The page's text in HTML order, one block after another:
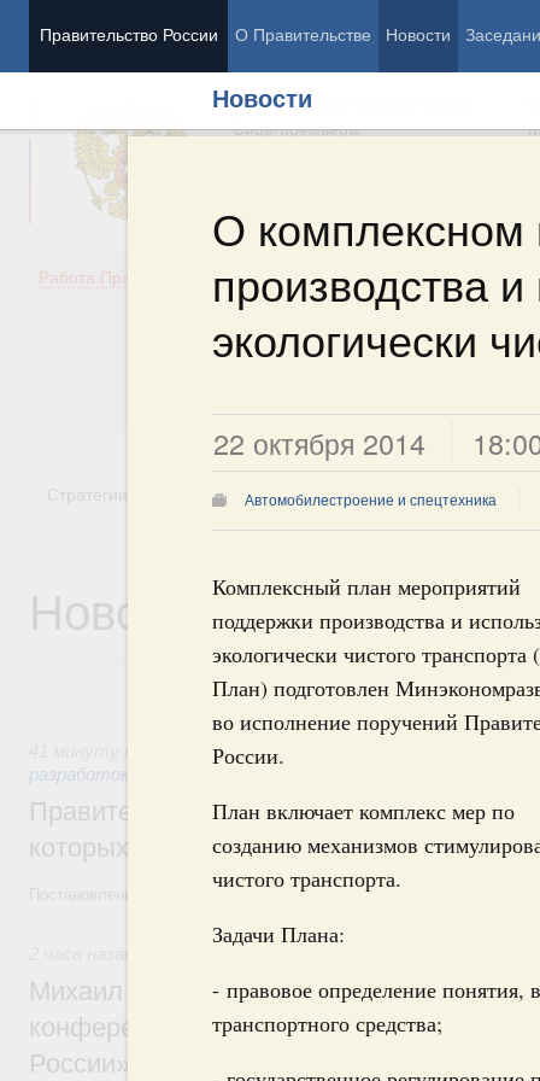
Правительство России О Правительстве Новости
Новости
О комплексном
производства
экологически
22 октября 2014
Автомобилестроение и спецтехника
Комплексный план мероприятий
поддержки производства и
экологически чистого транспорта
План) подготовлен
во исполнение поручений
России.
План включает комплекс мер по
созданию механизмов
чистого транспорта.
Задачи Плана:
- правовое определение понятия,
транспортного средства;
Председатель Правительства
Вице-премьеры
Работа Правительства
Демография
Здоровье
Культура
Стратегии Государственные программы
Новости
Государственная политика в сфере
разработок
Правительство расширило перечень
которых освобождаются от НДФЛ
Постановление от 5 августа 2026 года №978
Михаил Мишустин дал поручения по
конференции «Цифровая индустрия
России»